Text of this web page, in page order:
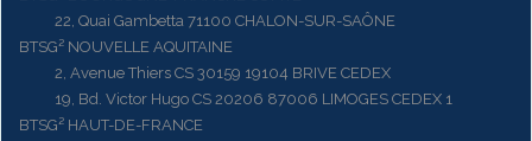
22, Quai Gambetta 71100 CHALON-SUR-SAÔNE
BTSG² NOUVELLE AQUITAINE
2, Avenue Thiers CS 30159 19104 BRIVE CEDEX
19, Bd. Victor Hugo CS 20206 87006 LIMOGES CEDEX 1
BTSG² HAUT-DE-FRANCE